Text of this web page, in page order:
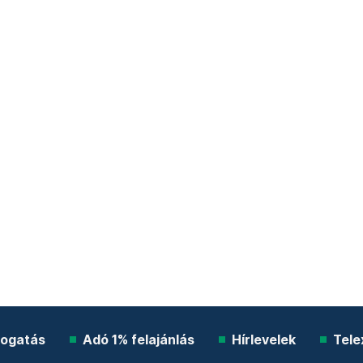
Adó 1% felajánlás Hírlevelek